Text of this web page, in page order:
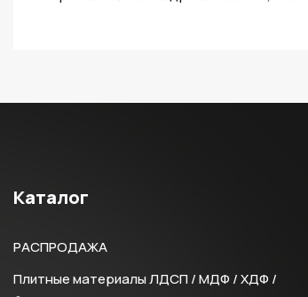
Каталог
РАСПРОДАЖА
Плитные материалы ЛДСП / МДФ / ХДФ /